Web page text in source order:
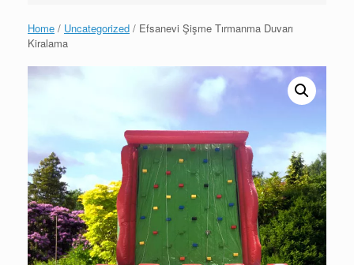
Home / Uncategorized / Efsanevi Şişme Tırmanma Duvarı
Kiralama